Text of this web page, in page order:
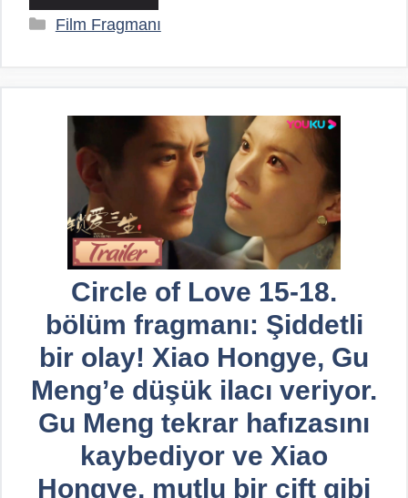
Kategoriler
Film Fragmanı
Circle of Love 15-18.
bölüm fragmanı: Şiddetli
bir olay! Xiao Hongye, Gu
Meng’e düşük ilacı veriyor.
Gu Meng tekrar hafızasını
kaybediyor ve Xiao
Hongye, mutlu bir çift gibi